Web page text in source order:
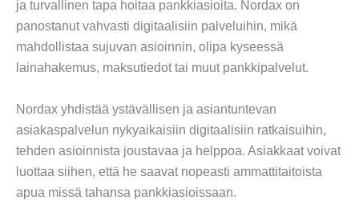
ja turvallinen tapa hoitaa pankkiasioita. Nordax on
panostanut vahvasti digitaalisiin palveluihin, mikä
mahdollistaa sujuvan asioinnin, olipa kyseessä
lainahakemus, maksutiedot tai muut pankkipalvelut.
Nordax yhdistää ystävällisen ja asiantuntevan
asiakaspalvelun nykyaikaisiin digitaalisiin ratkaisuihin,
tehden asioinnista joustavaa ja helppoa. Asiakkaat voivat
luottaa siihen, että he saavat nopeasti ammattitaitoista
apua missä tahansa pankkiasioissaan.